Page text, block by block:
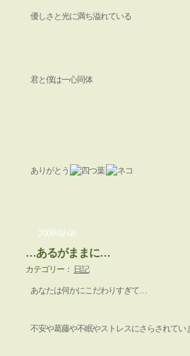
優しさと光に満ち溢れている
君と僕は一心同体
ありがとう
2009-02-06
…あるがままに…
カテゴリー： 日記
あなたは何かにこだわりすぎて…
不安や葛藤や不眠やストレスにさらされてい